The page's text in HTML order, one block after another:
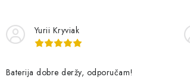
Yurii Kryviak
Baterija dobre deržy, odporučam!